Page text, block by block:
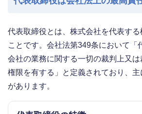
代表取締役とは、株式会社を代表す
ことです。会社法第349条において「
会社の業務に関する一切の裁判上又
権限を有する」と定義されており、
があります。